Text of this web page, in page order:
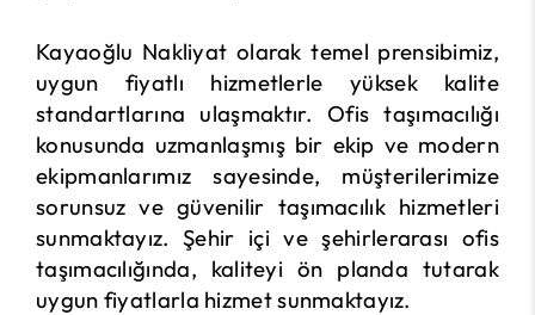
Kayaoğlu Nakliyat olarak temel prensibimiz,
uygun fiyatlı hizmetlerle yüksek kalite
standartlarına ulaşmaktır. Ofis taşımacılığı
konusunda uzmanlaşmış bir ekip ve modern
ekipmanlarımız sayesinde, müşterilerimize
sorunsuz ve güvenilir taşımacılık hizmetleri
sunmaktayız. Şehir içi ve şehirlerarası ofis
taşımacılığında, kaliteyi ön planda tutarak
uygun fiyatlarla hizmet sunmaktayız.